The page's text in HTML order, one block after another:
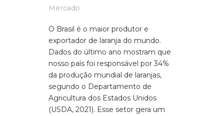
Mercado
O Brasil é o maior produtor e
exportador de laranja do mundo.
Dados do último ano mostram que
nosso país foi responsável por 34%
da produção mundial de laranjas,
segundo o Departamento de
Agricultura dos Estados Unidos
(USDA, 2021). Esse setor gera um